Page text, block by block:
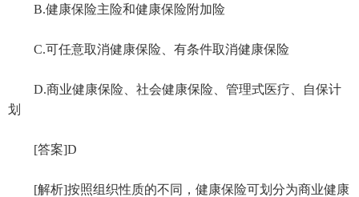
B.健康保险主险和健康保险附加险
C.可任意取消健康保险、有条件取消健康保险
D.商业健康保险、社会健康保险、管理式医疗、自保计
划
[答案]D
[解析]按照组织性质的不同，健康保险可划分为商业健康